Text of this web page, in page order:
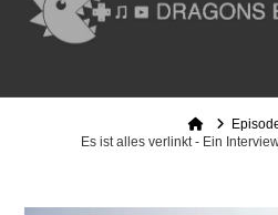
Home
Es ist alles verlinkt - Ein